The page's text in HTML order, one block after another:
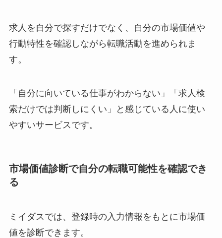
求人を自分で探すだけでなく、自分の市場価値や
行動特性を確認しながら転職活動を進められま
す。
「自分に向いている仕事がわからない」「求人検
索だけでは判断しにくい」と感じている人に使い
やすいサービスです。
市場価値診断で自分の転職可能性を確認でき
る
ミイダスでは、登録時の入力情報をもとに市場価
値を診断できます。